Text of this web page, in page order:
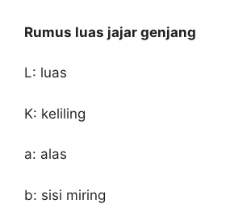
Rumus luas jajar genjang
L: luas
K: keliling
a: alas
b: sisi miring